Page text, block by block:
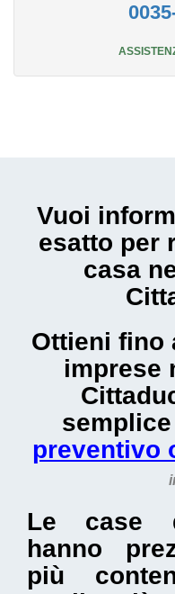
Vuoi
esatto per
casa
Ottieni fino
imprese
preventivo
Le case
hanno
più